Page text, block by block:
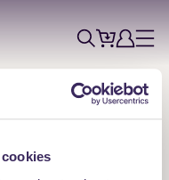
ZoekTicketsAccount
Menu